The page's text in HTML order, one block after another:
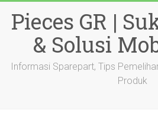
content
Pieces GR |
& Solusi
Informasi Sparepart, Tips
Produk